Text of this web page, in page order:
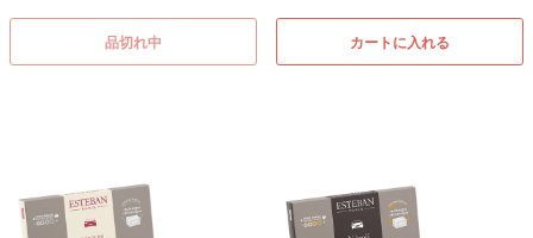
品切れ中 カートに入れる